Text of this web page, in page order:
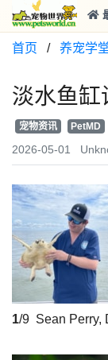
首页 / 养宠学
淡水鱼缸
宠物资讯 PetMD
2026-05-01
1/9 Sean Perry,